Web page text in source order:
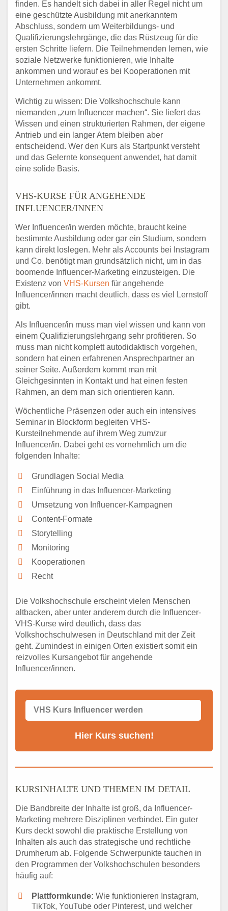
finden. Es handelt sich dabei in aller Regel nicht um
eine geschützte Ausbildung mit anerkanntem
Abschluss, sondern um Weiterbildungs- und
Qualifizierungslehrgänge, die das Rüstzeug für die
ersten Schritte liefern. Die Teilnehmenden lernen, wie
soziale Netzwerke funktionieren, wie Inhalte
ankommen und worauf es bei Kooperationen mit
Unternehmen ankommt.
Wichtig zu wissen: Die Volkshochschule kann
niemanden „zum Influencer machen“. Sie liefert das
Wissen und einen strukturierten Rahmen, der eigene
Antrieb und ein langer Atem bleiben aber
entscheidend. Wer den Kurs als Startpunkt versteht
und das Gelernte konsequent anwendet, hat damit
eine solide Basis.
VHS-KURSE FÜR ANGEHENDE
INFLUENCER/INNEN
Wer Influencer/in werden möchte, braucht keine
bestimmte Ausbildung oder gar ein Studium, sondern
kann direkt loslegen. Mehr als Accounts bei Instagram
und Co. benötigt man grundsätzlich nicht, um in das
boomende Influencer-Marketing einzusteigen. Die
Existenz von VHS-Kursen für angehende
Influencer/innen macht deutlich, dass es viel Lernstoff
gibt.
Als Influencer/in muss man viel wissen und kann von
einem Qualifizierungslehrgang sehr profitieren. So
muss man nicht komplett autodidaktisch vorgehen,
sondern hat einen erfahrenen Ansprechpartner an
seiner Seite. Außerdem kommt man mit
Gleichgesinnten in Kontakt und hat einen festen
Rahmen, an dem man sich orientieren kann.
Wöchentliche Präsenzen oder auch ein intensives
Seminar in Blockform begleiten VHS-
Kursteilnehmende auf ihrem Weg zum/zur
Influencer/in. Dabei geht es vornehmlich um die
folgenden Inhalte:
Grundlagen Social Media
Einführung in das Influencer-Marketing
Umsetzung von Influencer-Kampagnen
Content-Formate
Storytelling
Monitoring
Kooperationen
Recht
Die Volkshochschule erscheint vielen Menschen
altbacken, aber unter anderem durch die Influencer-
VHS-Kurse wird deutlich, dass das
Volkshochschulwesen in Deutschland mit der Zeit
geht. Zumindest in einigen Orten existiert somit ein
reizvolles Kursangebot für angehende
Influencer/innen.
KURSINHALTE UND THEMEN IM DETAIL
Die Bandbreite der Inhalte ist groß, da Influencer-
Marketing mehrere Disziplinen verbindet. Ein guter
Kurs deckt sowohl die praktische Erstellung von
Inhalten als auch das strategische und rechtliche
Drumherum ab. Folgende Schwerpunkte tauchen in
den Programmen der Volkshochschulen besonders
häufig auf:
Plattformkunde: Wie funktionieren Instagram,
TikTok, YouTube oder Pinterest, und welcher